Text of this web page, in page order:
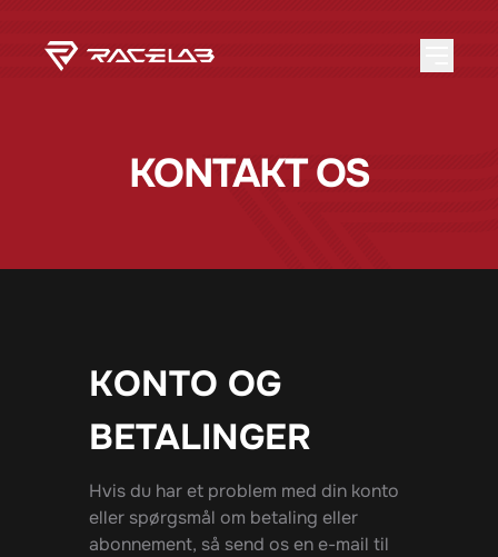
KONTAKT OS
KONTO OG
BETALINGER
Hvis du har et problem med din konto
eller spørgsmål om betaling eller
abonnement, så send os en e-mail til